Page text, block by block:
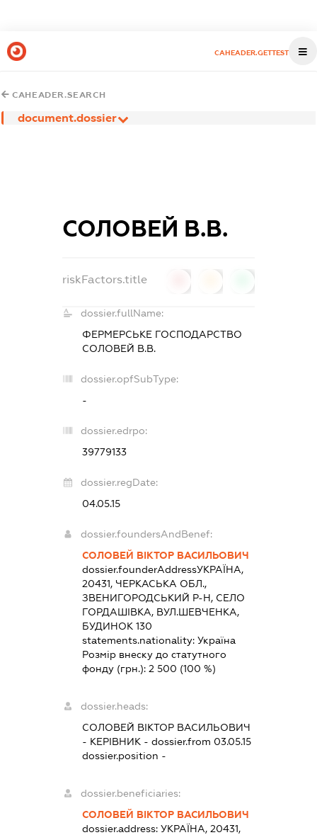
CAHEADER.GETTEST
CAHEADER.SEARCH
document.dossier
СОЛОВЕЙ В.В.
riskFactors.title
dossier.fullName:
ФЕРМЕРСЬКЕ ГОСПОДАРСТВО
СОЛОВЕЙ В.В.
dossier.opfSubType:
-
dossier.edrpo:
39779133
dossier.regDate:
04.05.15
dossier.foundersAndBenef:
СОЛОВЕЙ ВІКТОР ВАСИЛЬОВИЧ
dossier.founderAddressУКРАЇНА,
20431, ЧЕРКАСЬКА ОБЛ.,
ЗВЕНИГОРОДСЬКИЙ Р-Н, СЕЛО
ГОРДАШІВКА, ВУЛ.ШЕВЧЕНКА,
БУДИНОК 130
statements.nationality: Україна
Розмір внеску до статутного
фонду (грн.): 2 500 (100 %)
dossier.heads:
СОЛОВЕЙ ВІКТОР ВАСИЛЬОВИЧ
- КЕРІВНИК - dossier.from 03.05.15
dossier.position -
dossier.beneficiaries:
СОЛОВЕЙ ВІКТОР ВАСИЛЬОВИЧ
dossier.address: УКРАЇНА, 20431,